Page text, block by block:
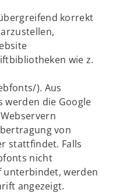
korrekt
wie z.
). Aus
werden die Google
von
stattfindet. Falls
nicht
werden
angezeigt.